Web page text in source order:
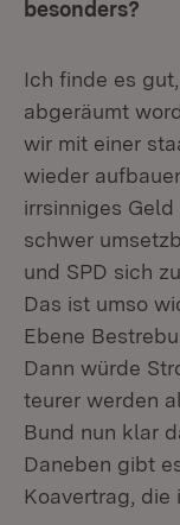
besonders?
Ich finde es
abgeräumt
wir mit einer
wieder
irrsinniges
schwer
und SPD sich
Das ist umso
Ebene
Dann würde
teurer werden
Bund nun klar
Daneben gibt
Koavertrag, die